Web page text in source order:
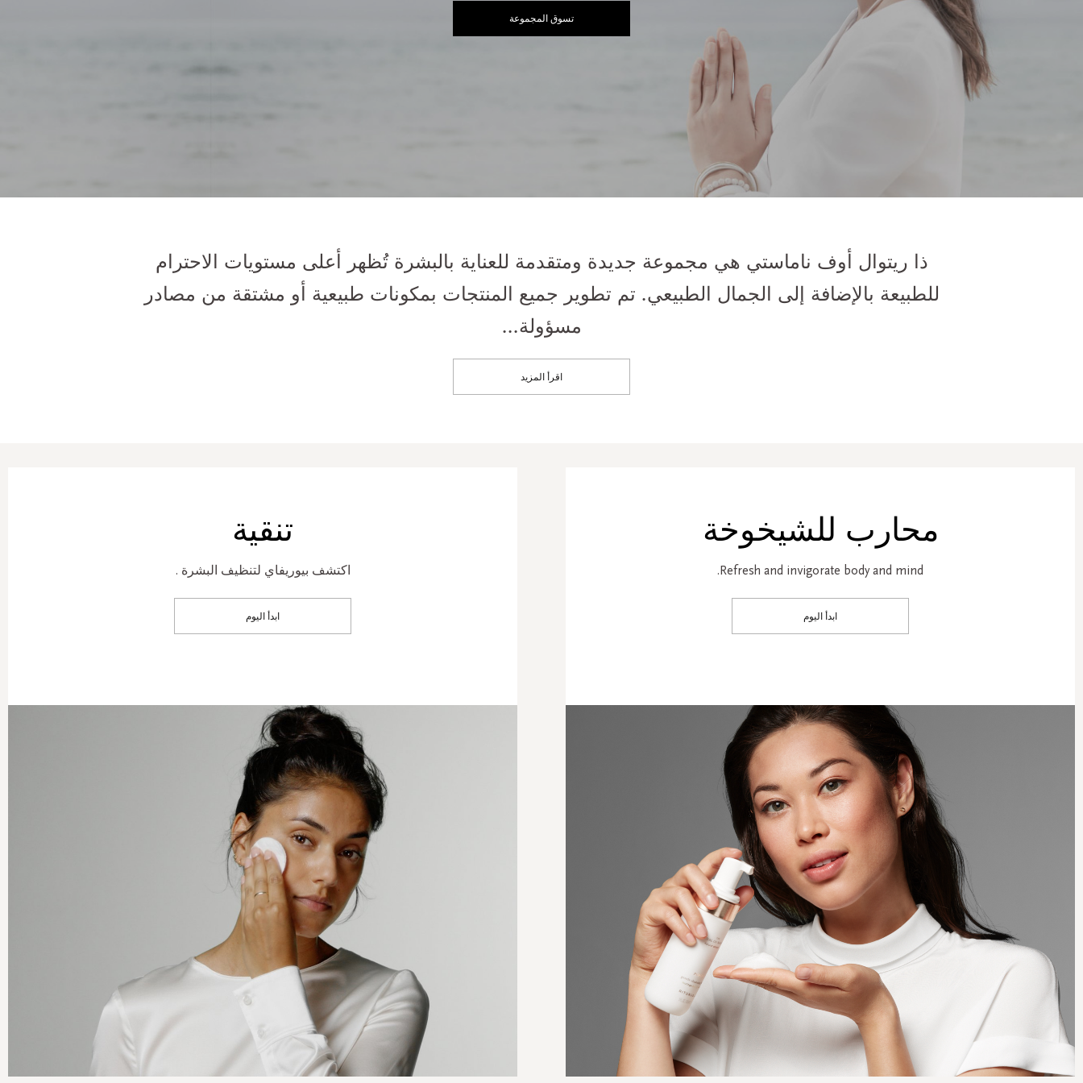
تسوق المجموعة
ذا ريتوال أوف ناماستي هي مجموعة جديدة ومتقدمة للعناية بالبشرة تُظهر أعلى مستويات الاحترام
للطبيعة بالإضافة إلى الجمال الطبيعي. تم تطوير جميع المنتجات بمكونات طبيعية أو مشتقة من مصادر
مسؤولة...
اقرأ المزيد
تنقية
اكتشف بيوريفاي لتنظيف البشرة .
ابدأ اليوم
محارب للشيخوخة
Refresh and invigorate body and mind.
ابدأ اليوم